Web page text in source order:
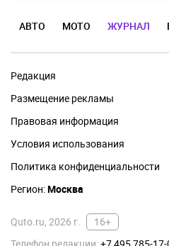
АВТО МОТО ЖУРНАЛ
Редакция
Размещение рекламы
Правовая информация
Условия использования
Политика конфиденциальности
Регион:Москва
Quto.ru, 2026 г.
16+